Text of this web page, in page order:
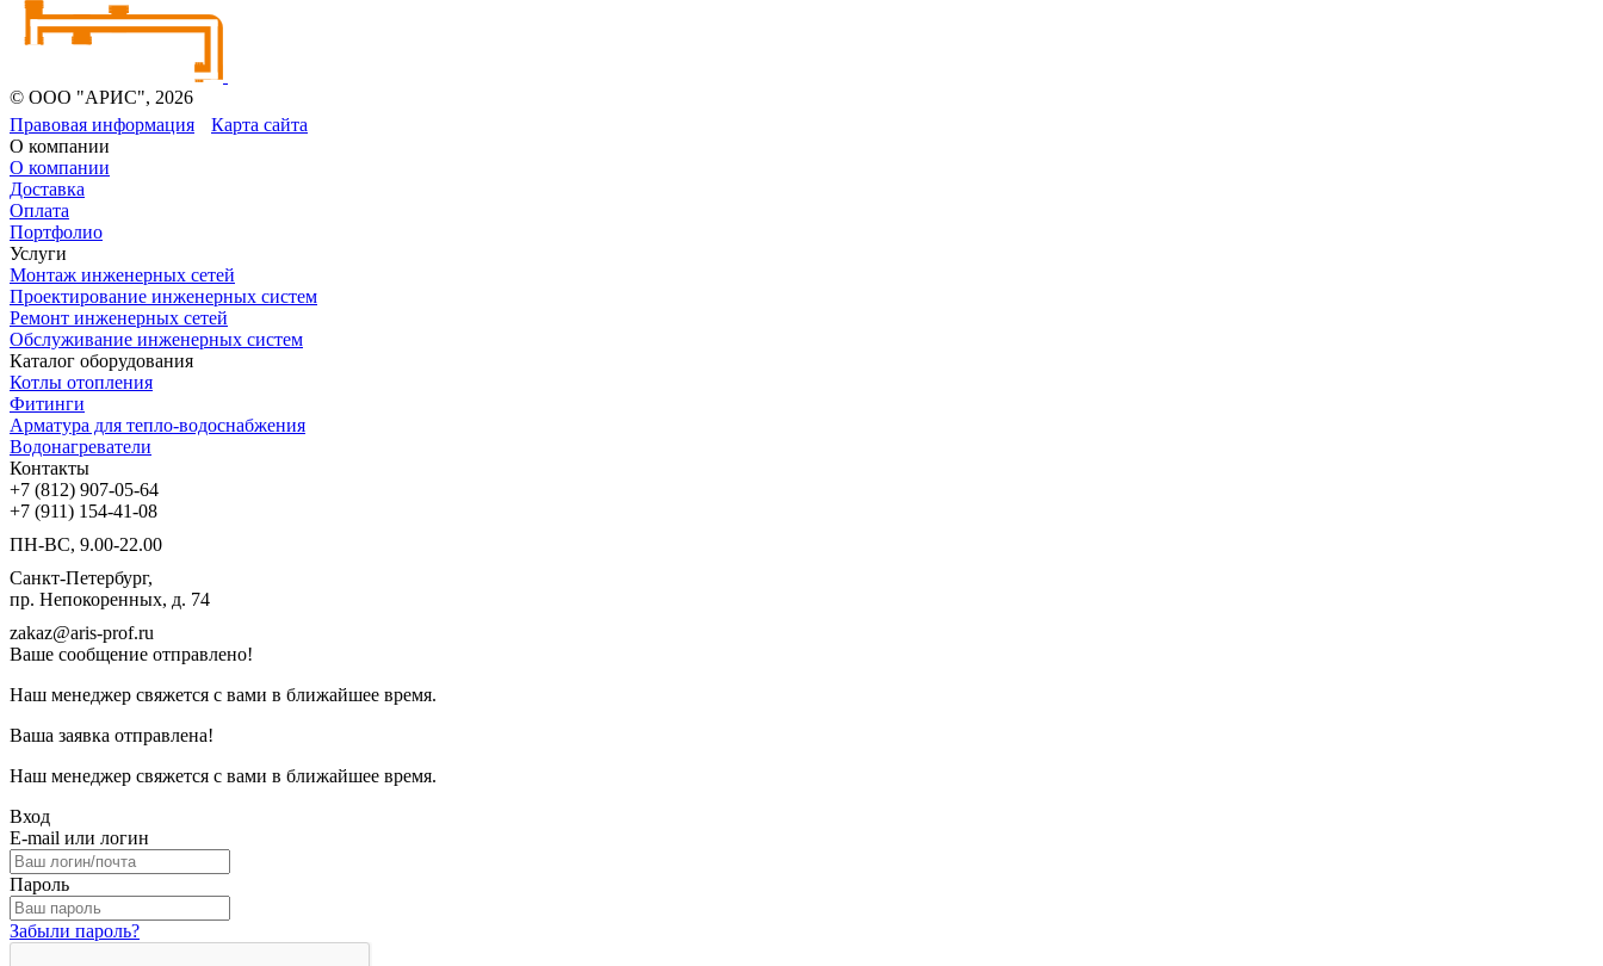
© ООО "АРИС", 2026
Правовая информация
Карта сайта
О компании
О компании
Доставка
Оплата
Портфолио
Услуги
Монтаж инженерных сетей
Проектирование инженерных систем
Ремонт инженерных сетей
Обслуживание инженерных систем
Каталог оборудования
Котлы отопления
Фитинги
Арматура для тепло-водоснабжения
Водонагреватели
Контакты
+7 (812) 907-05-64
+7 (911) 154-41-08
ПН-ВС, 9.00-22.00
Санкт-Петербург,
пр. Непокоренных, д. 74
zakaz@aris-prof.ru
Ваше сообщение отправлено!
Наш менеджер свяжется с вами в ближайшее время.
Ваша заявка отправлена!
Наш менеджер свяжется с вами в ближайшее время.
Вход
E-mail или логин
Пароль
Забыли пароль?